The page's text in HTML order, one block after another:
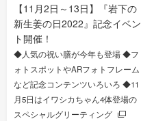
【11月2日～13日】『岩下の
新生姜の日2022』記念イベン
ト開催！
◆人気の祝い膳が今年も登場 ◆フ
ォトスポットやARフォトフレーム
など記念コンテンツいろいろ ◆11
月5日はイワシカちゃん4体登場の
スペシャルグリーティング